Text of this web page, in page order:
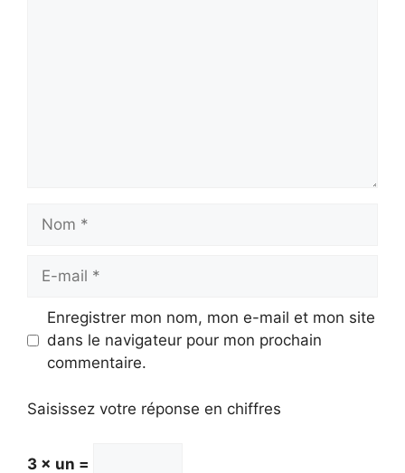
Nom
Enregistrer mon nom, mon e-mail et mon site
dans le navigateur pour mon prochain
commentaire.
Saisissez votre réponse en chiffres
3 × un =